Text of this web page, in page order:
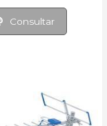
Consultar